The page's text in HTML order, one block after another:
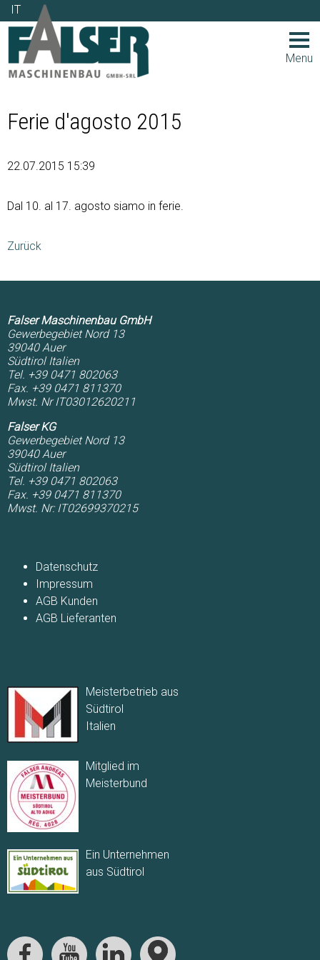
IT
IT
Menu
Ferie d'agosto 2015
22.07.2015 15:39
Dal 10. al 17. agosto siamo in ferie.
Zurück
Falser Maschinenbau GmbH
Gewerbegebiet Nord 13
39040 Auer
Südtirol Italien
Tel. +39 0471 802063
Fax. +39 0471 811370
Mwst. Nr IT03012620211
Falser KG
Gewerbegebiet Nord 13
39040 Auer
Südtirol Italien
Tel. +39 0471 802063
Fax. +39 0471 811370
Mwst. Nr: IT02699370215
überspringen
Datenschutz
Impressum
AGB Kunden
AGB Lieferanten
Meisterbetrieb aus
Südtirol
Italien
Mitglied im
Meisterbund
Ein Unternehmen
aus Südtirol